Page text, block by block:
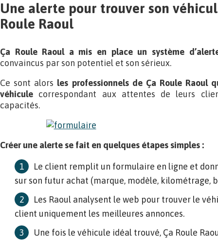
Une alerte pour trouver son
Roule Raoul
Ça Roule Raoul a mis en place un système
convaincus par son potentiel et son sérieux.
Ce sont alors les professionnels de Ça Roule Raoul
véhicule correspondant aux attentes de leurs
capacités.
Créer une alerte se fait en quelques étapes simples :
Le client remplit un formulaire en ligne et
sur son futur achat (marque, modèle, kilométrage,
Les Raoul analysent le web pour trouver le
client uniquement les meilleures annonces.
Une fois le véhicule idéal trouvé, Ça Roule